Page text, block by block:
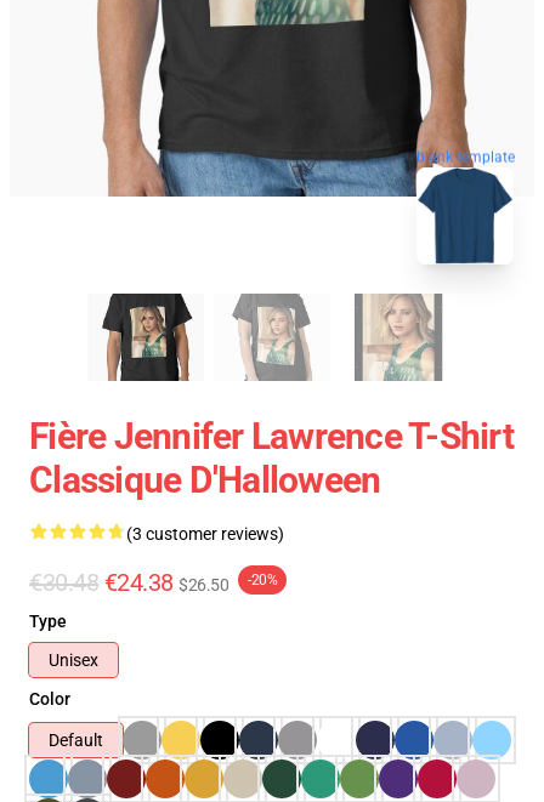
blank template
Fière Jennifer Lawrence T-Shirt
Classique D'Halloween
(3 customer reviews)
€30.48 €24.38 $26.50 -20%
Type
Unisex
Color
Default